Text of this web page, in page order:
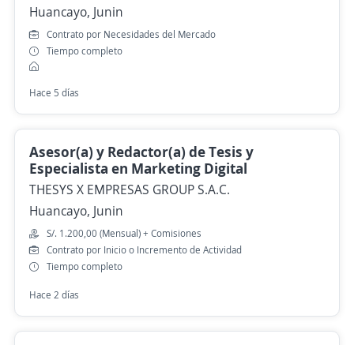
Huancayo, Junin
Contrato por Necesidades del Mercado
Tiempo completo
Hace 5 días
Asesor(a) y Redactor(a) de Tesis y
Especialista en Marketing Digital
THESYS X EMPRESAS GROUP S.A.C.
Huancayo, Junin
S/. 1.200,00 (Mensual) + Comisiones
Contrato por Inicio o Incremento de Actividad
Tiempo completo
Hace 2 días